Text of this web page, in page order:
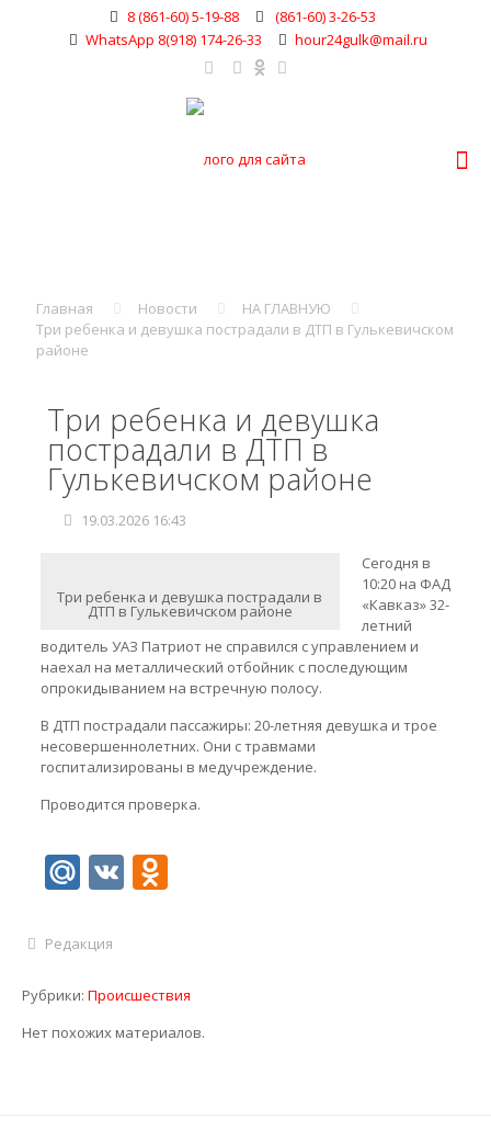
8 (861-60) 5-19-88
(861-60) 3-26-53
WhatsApp 8(918) 174-26-33
hour24gulk@mail.ru
Главная Новости
НА ГЛАВНУЮ
Три ребенка и девушка пострадали в ДТП в Гулькевичском
районе
Три ребенка и девушка
пострадали в ДТП в
Гулькевичском районе
19.03.2026 16:43
Три ребенка и девушка пострадали в
ДТП в Гулькевичском районе
Сегодня в
10:20 на ФАД
«Кавказ» 32-
летний
водитель УАЗ Патриот не справился с управлением и
наехал на металлический отбойник с последующим
опрокидыванием на встречную полосу.
В ДТП пострадали пассажиры: 20-летняя девушка и трое
несовершеннолетних. Они с травмами
госпитализированы в медучреждение.
Проводится проверка.
Mail.Ru
VKOdnoklassniki
Редакция
Рубрики: Происшествия
Нет похожих материалов.